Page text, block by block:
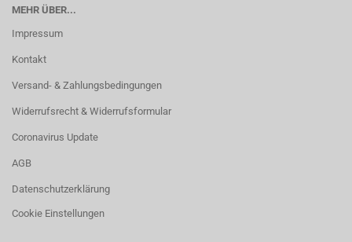
MEHR ÜBER...
Impressum
Kontakt
Versand- & Zahlungsbedingungen
Widerrufsrecht & Widerrufsformular
Coronavirus Update
AGB
Datenschutzerklärung
Cookie Einstellungen